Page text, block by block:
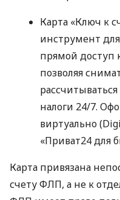
Карта «Ключ к
инструмент
прямой доступ
позволяя
налоги 24/7.
виртуально
«Приват24 для
Карта привязана
счету ФЛП, а не к